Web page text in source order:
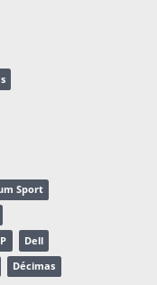
Sport
Dell
Décimas